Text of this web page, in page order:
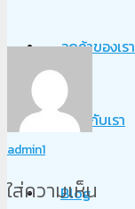
ลูกค้าของเรา
เกี่ยวกับเรา
Blog
admin1
ใส่ความเห็น